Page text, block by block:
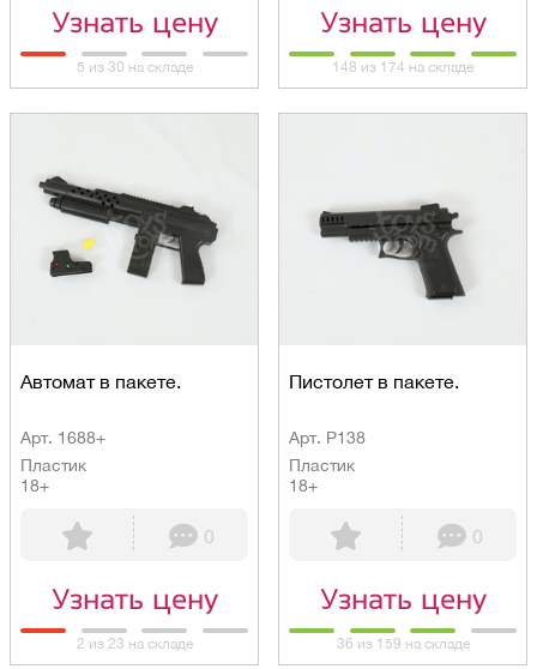
Узнать цену
5 из 30 на складе
Узнать цену
148 из 174 на складе
Автомат в пакете.
Арт. 1688+
Пластик
18+
0
Узнать цену
2 из 23 на складе
Пистолет в пакете.
Арт. P138
Пластик
18+
0
Узнать цену
36 из 159 на складе